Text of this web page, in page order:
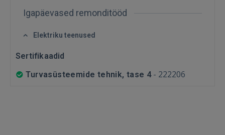
SISENE
Igapäevased remonditööd
Elektriku teenused
Sertifikaadid
Turvasüsteemide tehnik, tase 4- 222206